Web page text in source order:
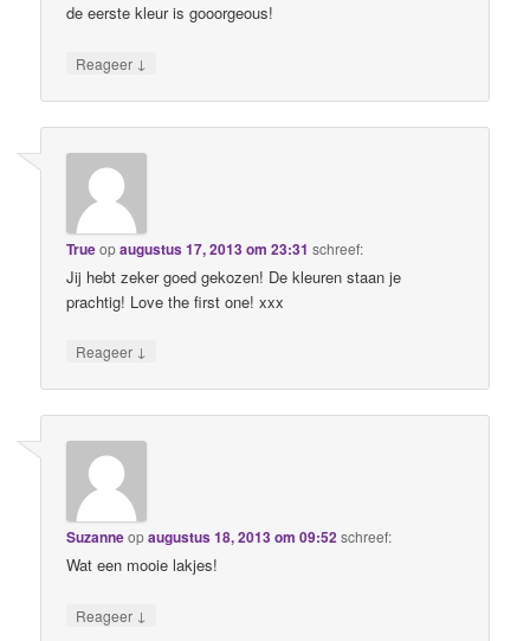
de eerste kleur is gooorgeous!
Reageer ↓
Trueopaugustus 17, 2013 om 23:31 schreef:
Jij hebt zeker goed gekozen! De kleuren staan je
prachtig! Love the first one! xxx
Reageer ↓
Suzanneopaugustus 18, 2013 om 09:52schreef:
Wat een mooie lakjes!
Reageer ↓